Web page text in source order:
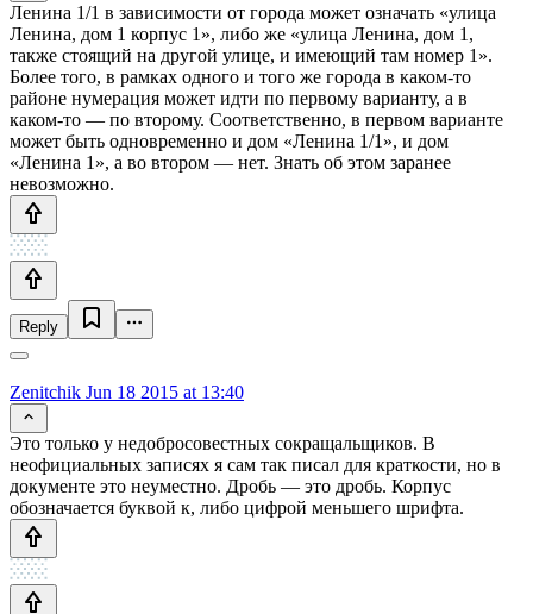
Ленина 1/1 в зависимости от города может означать «улица
Ленина, дом 1 корпус 1», либо же «улица Ленина, дом 1,
также стоящий на другой улице, и имеющий там номер 1».
Более того, в рамках одного и того же города в каком-то
районе нумерация может идти по первому варианту, а в
каком-то — по второму. Соответственно, в первом варианте
может быть одновременно и дом «Ленина 1/1», и дом
«Ленина 1», а во втором — нет. Знать об этом заранее
невозможно.
Reply
Zenitchik Jun 18 2015 at 13:40
Это только у недобросовестных сокращальщиков. В
неофициальных записях я сам так писал для краткости, но в
документе это неуместно. Дробь — это дробь. Корпус
обозначается буквой к, либо цифрой меньшего шрифта.